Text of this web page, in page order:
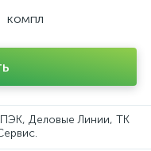
компл
Деловые Линии, ТК